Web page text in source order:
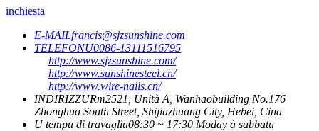
inchiesta
E-MAILfrancis@sjzsunshine.com
TELEFONU0086-13111516795
http://www.sjzsunshine.com/
http://www.sunshinesteel.cn/
http://www.wire-nails.cn/
INDIRIZZURm2521, Unità A, Wanhaobuilding No.176
Zhonghua South Street, Shijiazhuang City, Hebei, Cina
U tempu di travagliu08:30 ~ 17:30 Moday à sabbatu